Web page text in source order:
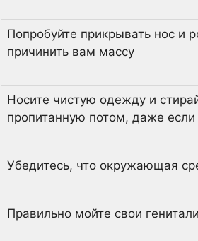
Попробуйте прикрывать нос и
причинить вам массу
Носите чистую одежду и
пропитанную потом, даже если
Убедитесь, что окружающая
Правильно мойте свои